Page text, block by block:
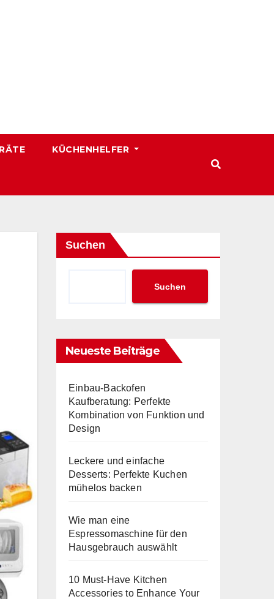
KÜCHENHELFER
Suchen
Suchen
Neueste Beiträge
Einbau-Backofen
Kaufberatung: Perfekte
Kombination von Funktion und
Design
Leckere und einfache
Desserts: Perfekte Kuchen
mühelos backen
Wie man eine
Espressomaschine für den
Hausgebrauch auswählt
10 Must-Have Kitchen
Accessories to Enhance Your